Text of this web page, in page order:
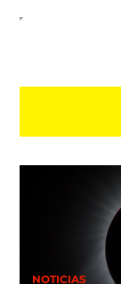
NOTICIAS